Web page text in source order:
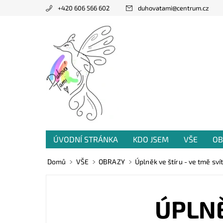
+420 606 566 602 duhovatami@centrum.cz
ÚVODNÍ STRÁNKA KDO JSEM VŠE
PRODANÁ TVORBA
VZKAZY OD VÁS
Domů VŠE OBRAZY Úplněk ve štíru - ve tmě